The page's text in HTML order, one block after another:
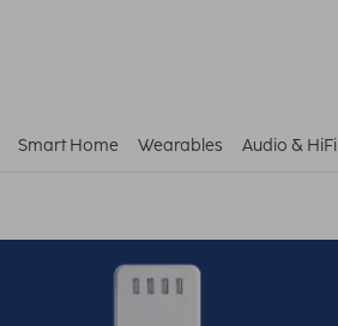
Smart Home Wearables Audio & HiFi